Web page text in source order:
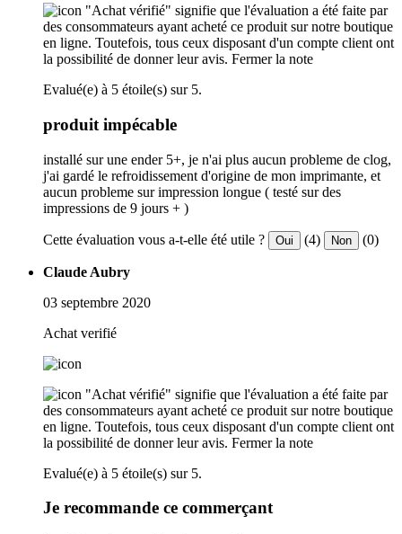
"Achat vérifié" signifie que l'évaluation a été faite par
des consommateurs ayant acheté ce produit sur notre boutique
en ligne. Toutefois, tous ceux disposant d'un compte client ont
la possibilité de donner leur avis. Fermer la note
Evalué(e) à 5 étoile(s) sur 5.
produit impécable
installé sur une ender 5+, je n'ai plus aucun probleme de clog,
j'ai gardé le refroidissement d'origine de mon imprimante, et
aucun probleme sur impression longue ( testé sur des
impressions de 9 jours + )
Cette évaluation vous a-t-elle été utile ? Oui (4) Non (0)
Claude Aubry
03 septembre 2020
Achat verifié
"Achat vérifié" signifie que l'évaluation a été faite par
des consommateurs ayant acheté ce produit sur notre boutique
en ligne. Toutefois, tous ceux disposant d'un compte client ont
la possibilité de donner leur avis. Fermer la note
Evalué(e) à 5 étoile(s) sur 5.
Je recommande ce commerçant